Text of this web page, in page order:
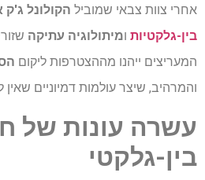
אחרי צוות צבאי שמוביל הקולונל ג'ק
בין-גלקטיות ומיתולוגיה עתיקה
המעריצים ייהנו מההצטרפות ליקום
והמרהיב, שיצר עולמות דמיוניים
עשרה עונות של
בין-גלקטי